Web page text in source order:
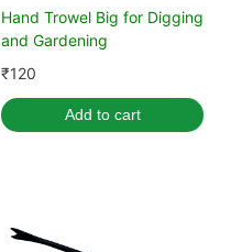
Hand Trowel Big for Digging
and Gardening
₹120
Add to cart